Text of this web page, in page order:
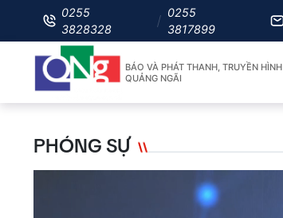
0255
3828328
0255
3817899
BÁO VÀ PHÁT THANH, TRUYỀN HÌNH
QUẢNG NGÃI
PHÓNG SỰ